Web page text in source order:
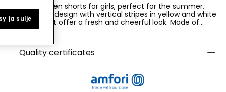
Striped linen shorts for girls, perfect for the summer,
feature a design with vertical stripes in yellow and white
tones that offer a fresh and cheerful look. Made of
linen, they ensure lightness and comfort. The adjustable
Available in sizes from 12 months to 12 years, they are
versatile and easy to pair with casual T-shirts or blouses,
Quality certificates
ja sulje